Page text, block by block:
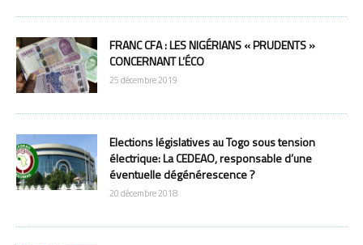
FRANC CFA : LES NIGÉRIANS « PRUDENTS »
CONCERNANT L’ÉCO
25 décembre 2019
Elections législatives au Togo sous tension
électrique: La CEDEAO, responsable d’une
éventuelle dégénérescence ?
20 décembre 2018